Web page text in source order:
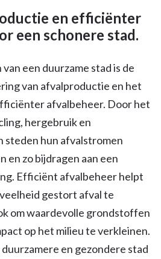
en efficiënter
een schonere stad.
een duurzame stad is de
van afvalproductie en het
afvalbeheer. Door het
hergebruik en
steden hun afvalstromen
en zo bijdragen aan een
Efficiënt afvalbeheer helpt
gestort afval te
om waardevolle grondstoffen
op het milieu te verkleinen.
en gezondere stad